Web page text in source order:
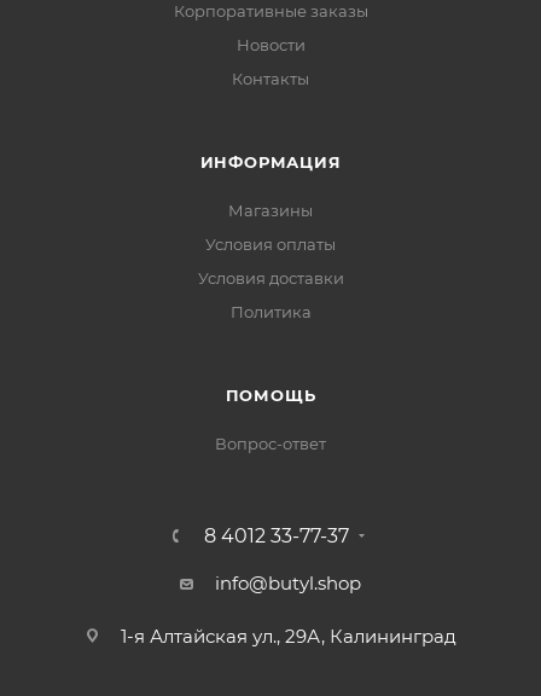
Корпоративные заказы
Новости
Контакты
ИНФОРМАЦИЯ
Магазины
Условия оплаты
Условия доставки
Политика
ПОМОЩЬ
Вопрос-ответ
8 4012 33-77-37
info@butyl.shop
1-я Алтайская ул., 29А, Калининград